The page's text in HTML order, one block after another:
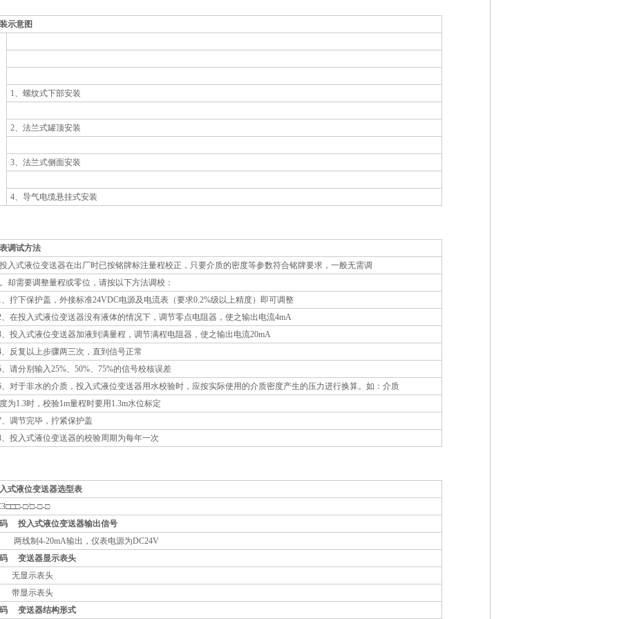
示意图
1、螺纹式下部安装
2、法兰式罐顶安装
3、法兰式侧面安装
4、导气电缆悬挂式安装
调试方法
入式液位变送器在出厂时已按铭牌标注量程校正，只要介质的密度等参数符合铭牌要求，一般无需调
却需要调整量程或零位，请按以下方法调校：
拧下保护盖，外接标准24VDC电源及电流表（要求0.2%级以上精度）即可调整
在投入式液位变送器没有液体的情况下，调节零点电阻器，使之输出电流4mA
投入式液位变送器加液到满量程，调节满程电阻器，使之输出电流20mA
反复以上步骤两三次，直到信号正常
请分别输入25%、50%、75%的信号校核误差
对于非水的介质，投入式液位变送器用水校验时，应按实际使用的介质密度产生的压力进行换算。如：介质
为1.3时，校验1m量程时要用1.3m水位标定
调节完毕，拧紧保护盖
投入式液位变送器的校验周期为每年一次
式液位变送器选型表
□/□-□-□
投入式液位变送器输出信号
两线制4-20mA输出，仪表电源为DC24V
变送器显示表头
无显示表头
带显示表头
变送器结构形式